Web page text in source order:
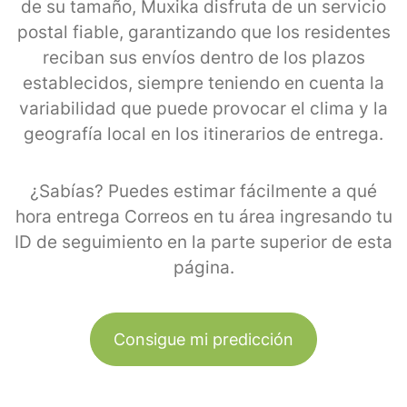
de su tamaño, Muxika disfruta de un servicio
postal fiable, garantizando que los residentes
reciban sus envíos dentro de los plazos
establecidos, siempre teniendo en cuenta la
variabilidad que puede provocar el clima y la
geografía local en los itinerarios de entrega.
¿Sabías? Puedes estimar fácilmente a qué
hora entrega Correos en tu área ingresando tu
ID de seguimiento en la parte superior de esta
página.
Consigue mi predicción